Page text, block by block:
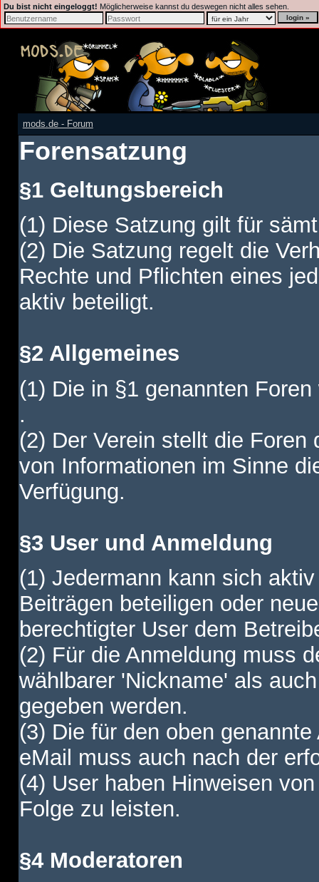
Du bist nicht eingeloggt! Möglicherweise kannst du deswegen nicht alles sehen.
mods.de - Forum
Forensatzung
§1 Geltungsbereich
(1) Diese Satzung gilt für
(2) Die Satzung regelt die
Rechte und Pflichten eines
aktiv beteiligt.
§2 Allgemeines
(1) Die in §1 genannten
.
(2) Der Verein stellt die
von Informationen im Sinne
Verfügung.
§3 User und Anmeldung
(1) Jedermann kann sich
Beiträgen beteiligen oder
berechtigter User dem
(2) Für die Anmeldung muss
wählbarer 'Nickname' als
gegeben werden.
(3) Die für den oben
eMail muss auch nach der
(4) User haben Hinweisen
Folge zu leisten.
§4 Moderatoren